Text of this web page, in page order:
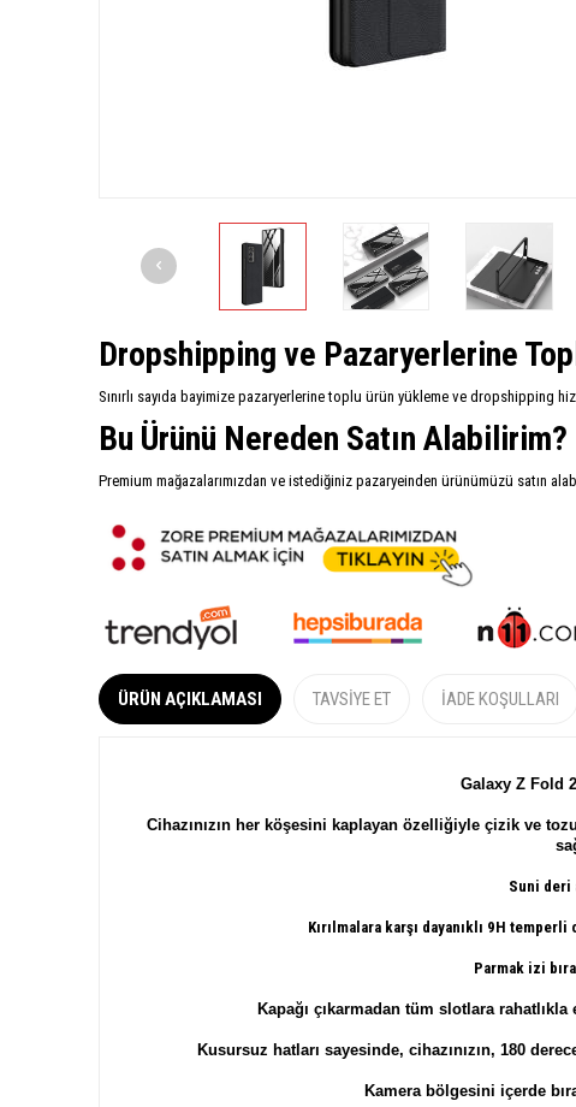
Dropshipping ve Pazaryerlerine
Sınırlı sayıda bayimize pazaryerlerine toplu ürün yükleme ve dropshipping
Bu Ürünü Nereden Satın Alabilirim?
Premium mağazalarımızdan ve istediğiniz pazaryeinden ürünümüzü satın
ÜRÜN AÇIKLAMASI TAVSIYE ET İADE KOŞULLARI
Galaxy Z Fold
Cihazınızın her köşesini kaplayan özelliğiyle çizik ve
Suni deri
Kırılmalara karşı dayanıklı 9H temperli
Parmak izi
Kapağı çıkarmadan tüm slotlara
Kusursuz hatları sayesinde, cihazınızın, 180
Kamera bölgesini içerde